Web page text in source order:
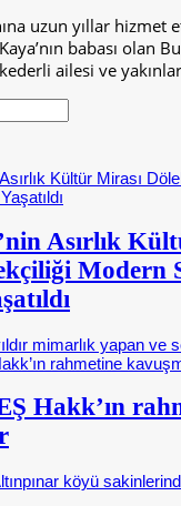
uzun yıllar hizmet
babası olan
ailesi ve
Asırlık
Modern
mimarlık yapan ve
Hakk’ın
köyü